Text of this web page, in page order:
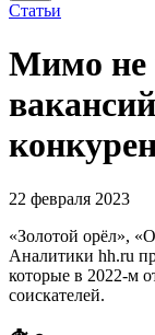
Статьи
Мимо не
22 февраля 2023
«Золотой орёл»,
Аналитики hh.ru
которые в 2022-м
соискателей.